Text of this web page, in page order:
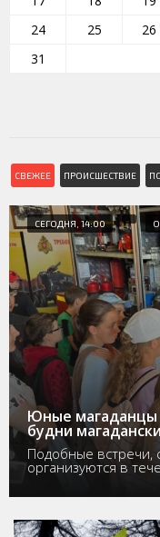
24
25 26
31
СВЕЖЕЕ ПРОИСШЕСТВИЕ
СЕГОДНЯ, 14:00
Юные магаданцы
будни
Подобные встречи,
организуются в